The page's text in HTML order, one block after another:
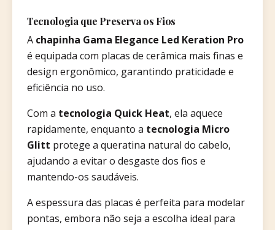
Tecnologia que Preserva os Fios
A chapinha Gama Elegance Led Keration Pro
é equipada com placas de cerâmica mais finas e
design ergonômico, garantindo praticidade e
eficiência no uso.
Com a tecnologia Quick Heat, ela aquece
rapidamente, enquanto a tecnologia Micro
Glitt protege a queratina natural do cabelo,
ajudando a evitar o desgaste dos fios e
mantendo-os saudáveis.
A espessura das placas é perfeita para modelar
pontas, embora não seja a escolha ideal para